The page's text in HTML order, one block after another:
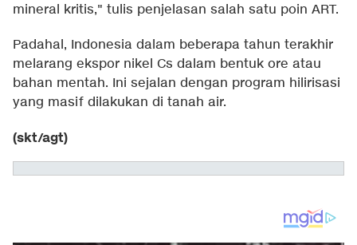
mineral kritis," tulis penjelasan salah satu poin ART.
Padahal, Indonesia dalam beberapa tahun terakhir
melarang ekspor nikel Cs dalam bentuk ore atau
bahan mentah. Ini sejalan dengan program hilirisasi
yang masif dilakukan di tanah air.
(skt/agt)